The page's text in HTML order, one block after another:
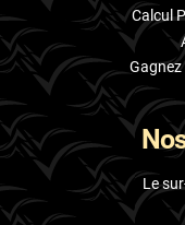
Tata
Tesla
Toyota
Volkswagen
Volvo
Calcul
Le